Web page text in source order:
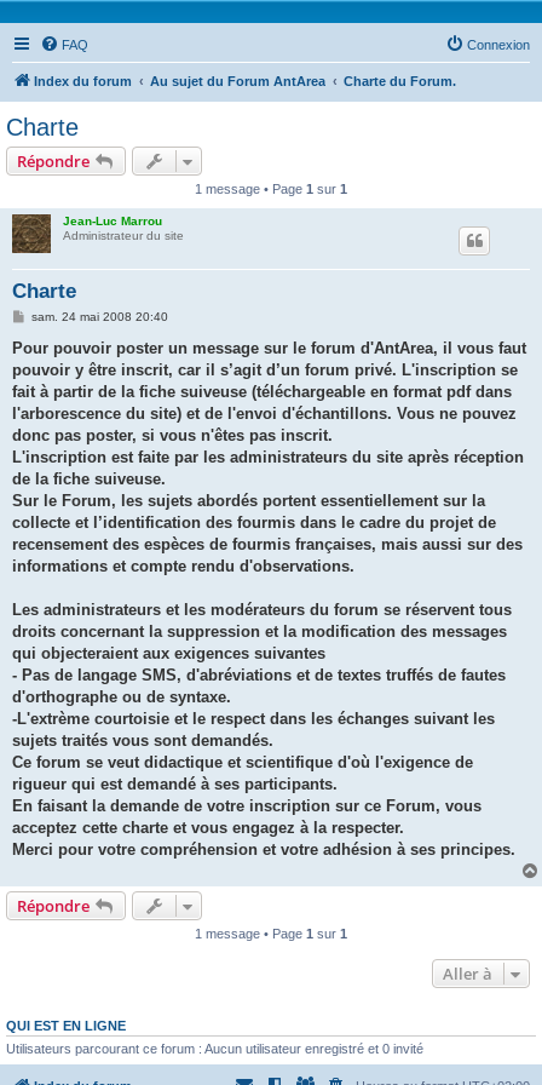
FAQ Connexion
Index du forum Au sujet du Forum AntArea Charte du Forum.
Charte
Répondre
1 message • Page 1 sur 1
Jean-Luc Marrou
Administrateur du site
Charte
M
s
a
g
sam. 24 mai 2008 20:40
Pour pouvoir poster un message sur le forum d'AntArea, il vous faut
pouvoir y être inscrit, car il s’agit d’un forum privé. L'inscription se
fait à partir de la fiche suiveuse (téléchargeable en format pdf dans
l'arborescence du site) et de l'envoi d'échantillons. Vous ne pouvez
donc pas poster, si vous n'êtes pas inscrit.
L'inscription est faite par les administrateurs du site après réception
de la fiche suiveuse.
Sur le Forum, les sujets abordés portent essentiellement sur la
collecte et l’identification des fourmis dans le cadre du projet de
recensement des espèces de fourmis françaises, mais aussi sur des
informations et compte rendu d'observations.
Les administrateurs et les modérateurs du forum se réservent tous
droits concernant la suppression et la modification des messages
qui objecteraient aux exigences suivantes
- Pas de langage SMS, d'abréviations et de textes truffés de fautes
d'orthographe ou de syntaxe.
-L'extrème courtoisie et le respect dans les échanges suivant les
sujets traités vous sont demandés.
Ce forum se veut didactique et scientifique d'où l'exigence de
rigueur qui est demandé à ses participants.
En faisant la demande de votre inscription sur ce Forum, vous
acceptez cette charte et vous engagez à la respecter.
Merci pour votre compréhension et votre adhésion à ses principes.
Répondre
1 message • Page 1 sur 1
Aller à
QUI EST EN LIGNE
Utilisateurs parcourant ce forum : Aucun utilisateur enregistré et 0 invité